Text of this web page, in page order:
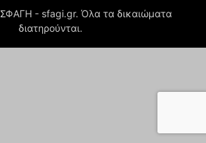
ΣΦΑΓΗ - sfagi.gr. Όλα τα δικαιώματα
διατηρούνται.